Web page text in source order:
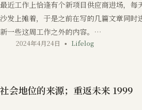
最近工作上恰逢有个新项目供应商进场，每
沙发上摊着，于是之前在写的几篇文章同时
新一些这周工作之外的内容。…
2024年4月24日 Lifelog
社会地位的来源；重返未来 1999